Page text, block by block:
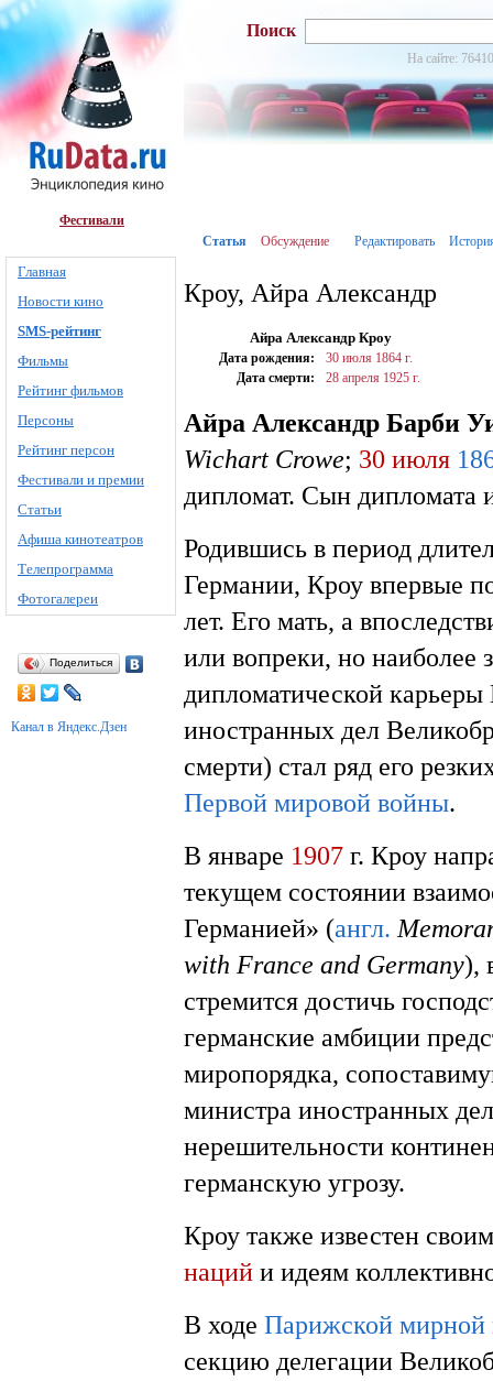
Фестивали
Главная
Новости кино
SMS-рейтинг
Фильмы
Рейтинг фильмов
Персоны
Рейтинг персон
Фестивали и премии
Статьи
Афиша кинотеатров
Телепрограмма
Фотогалереи
Поделиться
Канал в Яндекс.Дзен
Поиск
На сайте:
Статья Обсуждение Редактировать
Кроу, Айра Александр
Айра Александр Кроу
Дата рождения: 30 июля 1864 г.
Дата смерти:
28 апреля 1925 г.
Айра Александр Барби
Wichart Crowe; 30 июля
дипломат. Сын дипломата
Родившись в период
Германии, Кроу впервые
лет. Его мать, а
или вопреки, но наиболее
дипломатической
иностранных дел
смерти) стал ряд его
Первой мировой войны.
В январе 1907 г. Кроу
текущем состоянии
Германией» (англ.
with France and Germany),
стремится достичь
германские амбиции
миропорядка,
министра иностранных
нерешительности
германскую угрозу.
Кроу также известен
наций и идеям
В ходе Парижской мирной
секцию делегации